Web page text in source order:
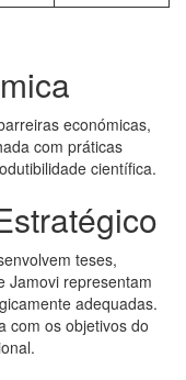
económicas,
com práticas
científica.
teses,
Jamovi representam
adequadas.
com os objetivos do